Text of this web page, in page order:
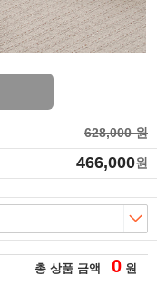
628,000 원
466,000원
총 상품 금액 0 원